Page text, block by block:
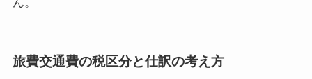
旅費交通費の税区分と仕訳の考え方